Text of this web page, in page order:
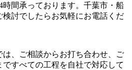
時間承っております。千葉市・船
検討でしたらお気軽にお電話くだ
は、ご相談からお打ち合わせ、ご
すべての工程を自社で対応して